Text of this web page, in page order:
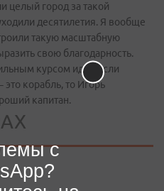
целый город за такой
десятилетия. Я вообще
такую масштабную
свою благодарность.
курсом идет. Если
это корабль, то Игорь
капитан.
с